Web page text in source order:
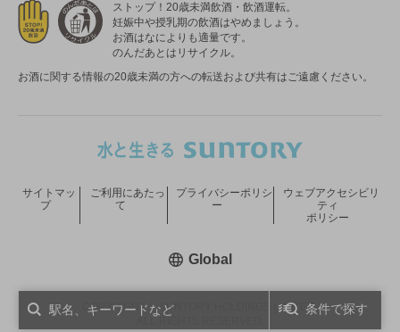
条件で探す
ストップ！20歳未満飲酒・飲酒運転。
妊娠中や授乳期の飲酒はやめましょう。
お酒はなによりも適量です。
のんだあとはリサイクル。
お酒に関する情報の20歳未満の方への転送および共有はご遠慮ください。
COPYRIGHT © SUNTORY HOLDINGS LIMITED.
サイトマッ
プ
ご利用にあたっ
て
プライバシーポリシ
ー
ウェブアクセシビリ
ティ
ポリシー
Global新しいウィンドウで開く